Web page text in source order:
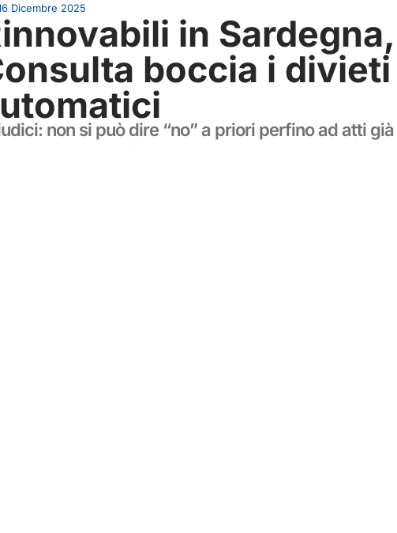
Dicembre 2025
in
boccia i divieti
non si può dire “no” a priori perfino ad atti